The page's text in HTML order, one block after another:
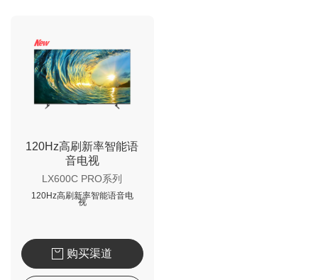
120Hz高刷新率智能语
音电视
LX600C PRO系列
120Hz高刷新率智能语音电
视
购买渠道